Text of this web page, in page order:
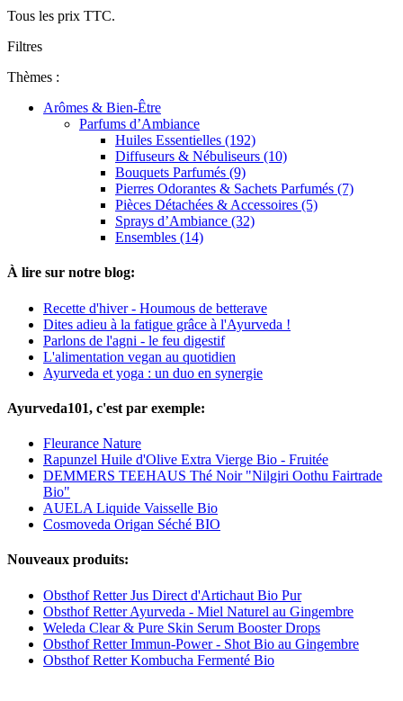
Tous les prix TTC.
Filtres
Thèmes :
Arômes & Bien-Être
Parfums d’Ambiance
Huiles Essentielles (192)
Diffuseurs & Nébuliseurs (10)
Bouquets Parfumés (9)
Pierres Odorantes & Sachets Parfumés (7)
Pièces Détachées & Accessoires (5)
Sprays d’Ambiance (32)
Ensembles (14)
À lire sur notre blog:
Recette d'hiver - Houmous de betterave
Dites adieu à la fatigue grâce à l'Ayurveda !
Parlons de l'agni - le feu digestif
L'alimentation vegan au quotidien
Ayurveda et yoga : un duo en synergie
Ayurveda101, c'est par exemple:
Fleurance Nature
Rapunzel Huile d'Olive Extra Vierge Bio - Fruitée
DEMMERS TEEHAUS Thé Noir "Nilgiri Oothu Fairtrade
Bio"
AUELA Liquide Vaisselle Bio
Cosmoveda Origan Séché BIO
Nouveaux produits:
Obsthof Retter Jus Direct d'Artichaut Bio Pur
Obsthof Retter Ayurveda - Miel Naturel au Gingembre
Weleda Clear & Pure Skin Serum Booster Drops
Obsthof Retter Immun-Power - Shot Bio au Gingembre
Obsthof Retter Kombucha Fermenté Bio